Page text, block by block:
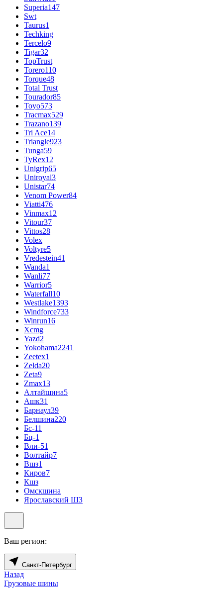
Superia147
Swt
Taurus1
Techking
Tercelo9
Tigar32
TopTrust
Torero110
Torque48
Total Trust
Tourador85
Toyo573
Tracmax529
Trazano139
Tri Ace14
Triangle923
Tunga59
TyRex12
Unigrip65
Uniroyal3
Unistar74
Venom Power84
Viatti476
Vinmax12
Vitour37
Vittos28
Volex
Voltyre5
Vredestein41
Wanda1
Wanli77
Warrior5
Waterfall10
Westlake1393
Windforce733
Winrun16
Xcmg
Yazd2
Yokohama2241
Zeetex1
Zelda20
Zeta9
Zmax13
Алтайшина5
Ашк31
Барнаул39
Белшина220
Бс-11
Бц-1
Вли-51
Волтайр7
Вшз1
Киров7
Кшз
Омскшина
Ярославский ШЗ
Ваш регион:
Санкт-Петербург
Назад
Грузовые шины